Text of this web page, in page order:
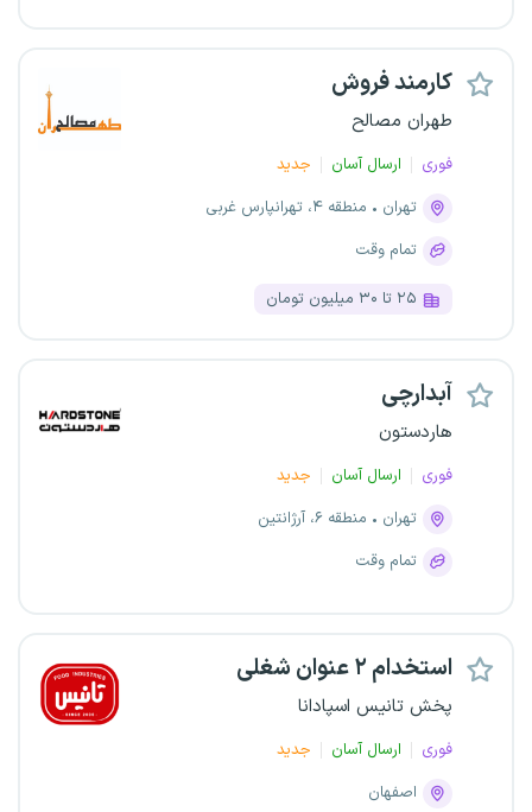
کارمند فروش
طهران مصالح
فوری ارسال آسان
جدید
تهران
منطقه ۴، تهرانپارس غربی
تمام وقت
۲۵ تا ۳۰ میلیون تومان
آبدارچی
هاردستون
فوری ارسال آسان
جدید
تهران
منطقه ۶، آرژانتین
تمام وقت
استخدام ۲ عنوان شغلی
پخش تانیس اسپادانا
فوری ارسال آسان
جدید
اصفهان